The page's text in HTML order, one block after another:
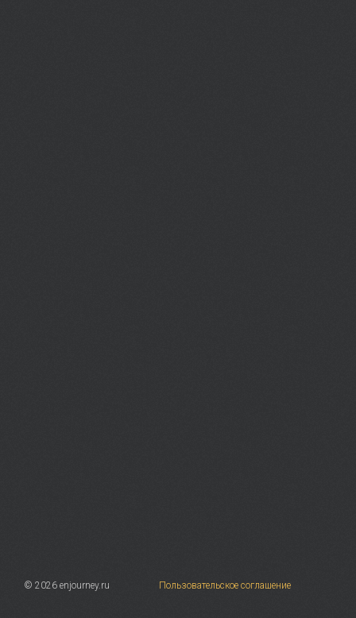
© 2026 enjourney.ru Пользовательское соглашение